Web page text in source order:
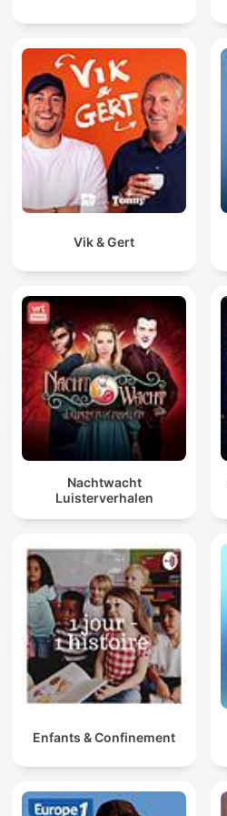
#słuchowiska
#dladzieci
#rodzina
Vik & Gert
Nachtwacht
Luisterverhalen
Enfants & Confinement